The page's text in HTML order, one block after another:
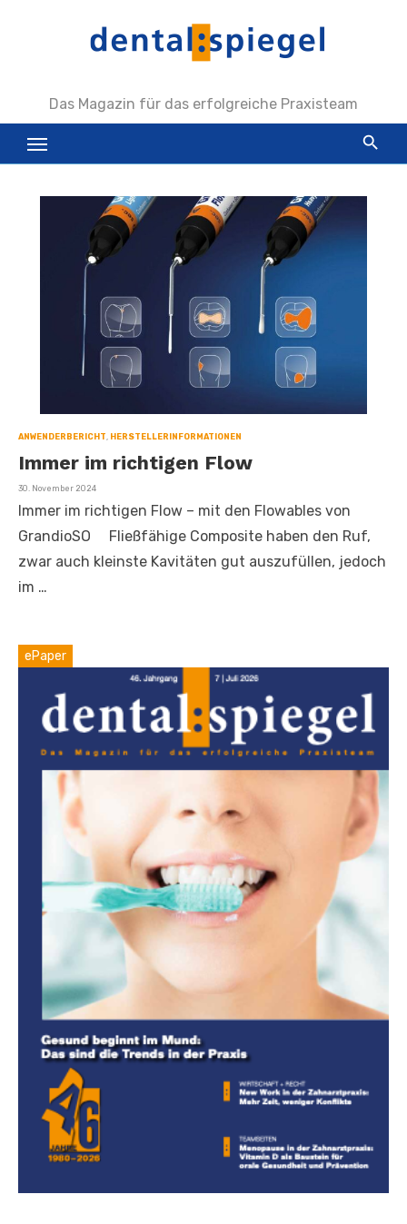
Das Magazin für das erfolgreiche Praxisteam
ANWENDERBERICHT, HERSTELLERINFORMATIONEN
Immer im richtigen Flow
Veröffentlicht
30. November 2024
Immer im richtigen Flow – mit den Flowables von
GrandioSO Fließfähige Composite haben den Ruf,
zwar auch kleinste Kavitäten gut auszufüllen, jedoch
im …
ePaper